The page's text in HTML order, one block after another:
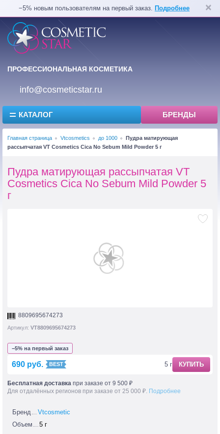
−5% новым пользователям на первый заказ. Подробнее
ПРОФЕССИОНАЛЬНАЯ КОСМЕТИКА
info@cosmeticstar.ru
КАТАЛОГ БРЕНДЫ
Главная страница Vtcosmetics до 1000
Пудра матирующая
рассыпчатая VT Cosmetics Cica No Sebum Mild Powder 5 г
Пудра матирующая рассыпчатая VT
Cosmetics Cica No Sebum Mild Powder 5
г
8809695674273
Артикул: VT8809695674273
−5% на первый заказ
690 руб. 5 г КУПИТЬ
Бесплатная доставка при заказе от 9 500 ₽
Для отдалённых регионов при заказе от 25 000 ₽. Подробнее
Бренд
Vtcosmetic
Объем
5 г